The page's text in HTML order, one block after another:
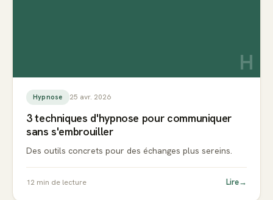
H
Hypnose 25 avr. 2026
3 techniques d'hypnose pour communiquer
sans s'embrouiller
Des outils concrets pour des échanges plus sereins.
12 min de lecture Lire→